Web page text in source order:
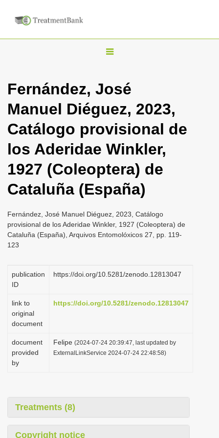
T
g
l
n
a
i
g
t
i
Fernández, José
Manuel Diéguez, 2023,
Catálogo provisional de
los Aderidae Winkler,
1927 (Coleoptera) de
Cataluña (España)
Fernández, José Manuel Diéguez, 2023, Catálogo
provisional de los Aderidae Winkler, 1927 (Coleoptera) de
Cataluña (España), Arquivos Entomolóxicos 27, pp. 119-
123
publication
ID
https://doi.org/10.5281/zenodo.12813047
link to
original
document
https://doi.org/10.5281/zenodo.12813047
document
provided
by
Felipe (2024-07-24 20:39:47, last updated by
ExternalLinkService 2024-07-24 22:48:58)
Treatments (8)
Copyright notice